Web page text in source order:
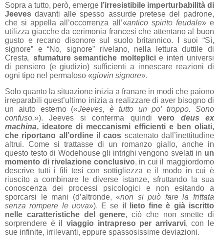
Sopra a tutto, però, emerge l’irresistibile imperturbabilità di
Jeeves davanti alle spesso assurde pretese del padrone,
che si appella all’occorrenza all’«antico spirito feudale» e
utilizza giacche da cerimonia francesi che attentano al buon
gusto e recano disonore sul suolo britannico. I suoi “Sì,
signore” e “No, signore” rivelano, nella lettura duttile di
Cresta, sfumature semantiche molteplicie interi universi
di pensiero (e giudizio) sufficienti a innescare reazioni di
ogni tipo nel permaloso «giovin signore».
Solo quanto la situazione inizia a franare in modi che paiono
irreparabili quest’ultimo inizia a realizzare di aver bisogno di
un aiuto esterno («Jeeves, è tutto un po’ troppo. Sono
confuso.»). Jeeves si conferma quindivero deus ex
machina, ideatore di meccanismi efficienti e ben oliati,
che riportano all’ordine il caos scatenato dall’inettitudine
altrui. Come si trattasse di un romanzo giallo, anche in
questo testo di Wodehouse gli intrighi vengono svelati in un
momento di rivelazione conclusivo, in cui il maggiordomo
descrive tutti i fili tesi con sottigliezza e il modo in cui è
riuscito a combinare le diverse istanze, sfruttando la sua
conoscenza dei processi psicologici e non esitando a
sporcarsi le mani (d’altronde, «non si può fare la frittata
senza rompere le uova»). E se il lieto fine è già iscritto
nelle caratteristiche del genere, ciò che non smette di
sorprendere è il viaggio intrapreso per arrivarvi, con le
sue infinite, irrilevanti, eppure spassosissime deviazioni.